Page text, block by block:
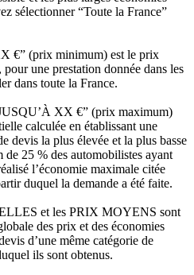
sélectionner “Toute la France”
€” (prix minimum) est le prix
une prestation donnée dans les
dans toute la France.
XX €” (prix maximum)
calculée en établissant une
devis la plus élevée et la plus basse
25 % des automobilistes ayant
l’économie maximale citée
duquel la demande a été faite.
et les PRIX MOYENS sont
des prix et des économies
d’une même catégorie de
ils sont obtenus.